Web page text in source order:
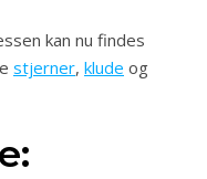
kan nu findes
stjerner, klude og